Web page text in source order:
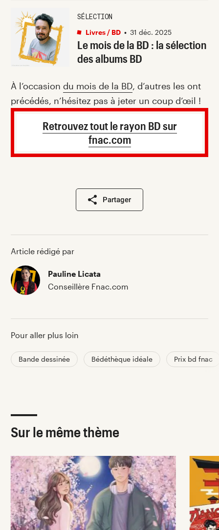
Le mois de la BD : la sélection
des albums BD
SÉLECTION
Livres / BD • 31 déc. 2025
À l’occasion du mois de la BD, d’autres les ont
précédés, n’hésitez pas à jeter un coup d’œil !
Retrouvez tout le rayon BD sur
fnac.com
Partager
Article rédigé par
Pauline Licata
Conseillère Fnac.com
Pour aller plus loin
Bande dessinée Bédéthèque idéale Prix bd fnac
Sur le même thème